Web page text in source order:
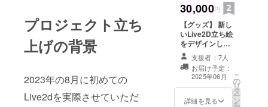
プロジェクト立ち
上げの背景
2023年の8月に初めての
Live2dを実際させていただ
像を掲載 ・注意
事項：支援時、
必ず備考欄に掲
載を希望される
お名前をご記入
ください
：X
アカウント
@tenpu_solに
本名でのご記入
30,000円
【グッズ】 新し
いLive2D立ち絵
をデザインした
アクリルスタン
ドを提供しま
す。 ・数量：1
点 ・商品サイ
ズ：13cm×9cm
支援者：7人
お届け予定：
2025年06月
詳細を見る
こ
の
リ
タ
ー
ン